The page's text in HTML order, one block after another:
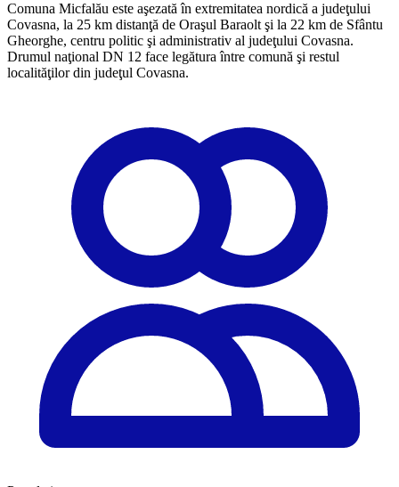
Comuna Micfalău este aşezată în extremitatea nordică a judeţului
Covasna, la 25 km distanţă de Oraşul Baraolt şi la 22 km de Sfântu
Gheorghe, centru politic şi administrativ al judeţului Covasna.
Drumul naţional DN 12 face legătura între comună şi restul
localităţilor din judeţul Covasna.